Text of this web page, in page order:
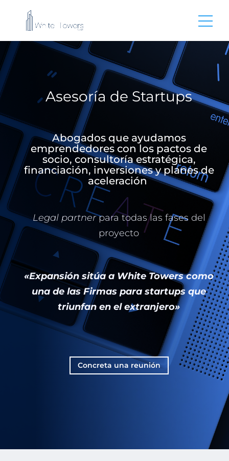
Asesoría de Startups
Abogados que ayudamos
emprendedores con los pactos de
socio, consultoría estratégica,
financiación, inversiones y planes de
aceleración
Legal partnerpara todas las fases del
proyecto
«Expansión sitúa a White Towers como
una de las Firmas para startups que
triunfan en el extranjero»
Concreta una reunión